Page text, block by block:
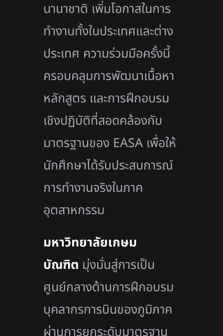
นานาชาติ เพิ่มโอกาสในการ
ทำงานทั้งในประเทศและต่าง
ประเทศ ความร่วมมือครั้งนี้
ครอบคลุมการพัฒนาเนื้อหา
หลักสูตร และการฝึกอบรม
เชิงปฏิบัติที่สอดคล้องกับ
มาตรฐานของ EASA เพื่อให้
นักศึกษาได้รับประสบการณ์
การทำงานจริงในภาค
อุตสาหกรรม
มหาวิทยาลัยเกษม
บัณฑิต มุ่งมั่นสู่การเป็น
ศูนย์กลางด้านการฝึกอบรม
บุคลากรการบินของภูมิภาค
ผ่านการยกระดับมาตรฐาน